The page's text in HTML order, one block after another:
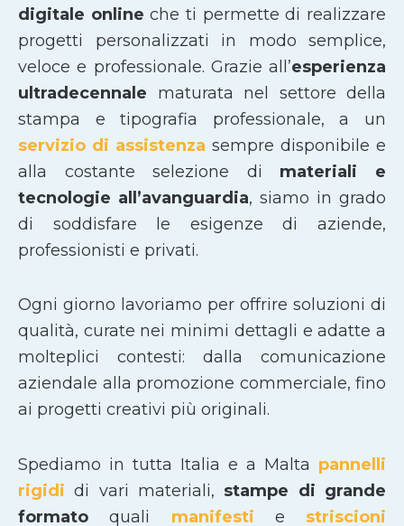
digitale online che ti permette di realizzare
progetti personalizzati in modo semplice,
veloce e professionale. Grazie all’esperienza
ultradecennale maturata nel settore della
stampa e tipografia professionale, a un
servizio di assistenza sempre disponibile e
alla costante selezione di materiali e
tecnologie all’avanguardia, siamo in grado
di soddisfare le esigenze di aziende,
professionisti e privati.
Ogni giorno lavoriamo per offrire soluzioni di
qualità, curate nei minimi dettagli e adatte a
molteplici contesti: dalla comunicazione
aziendale alla promozione commerciale, fino
ai progetti creativi più originali.
Spediamo in tutta Italia e a Malta pannelli
rigididi vari materiali, stampe di grande
formatoquali manifesti e striscioni